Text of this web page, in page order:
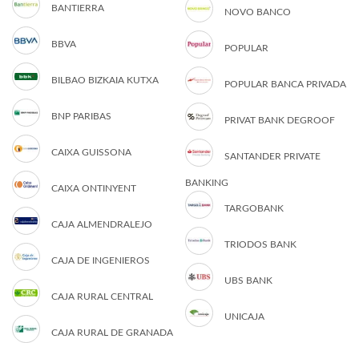
BANTIERRA
BBVA
BILBAO BIZKAIA KUTXA
BNP PARIBAS
CAIXA GUISSONA
CAIXA ONTINYENT
CAJA ALMENDRALEJO
CAJA DE INGENIEROS
CAJA RURAL CENTRAL
CAJA RURAL DE GRANADA
NOVO BANCO
POPULAR
POPULAR BANCA PRIVADA
PRIVAT BANK DEGROOF
SANTANDER PRIVATE
BANKING
TARGOBANK
TRIODOS BANK
UBS BANK
UNICAJA